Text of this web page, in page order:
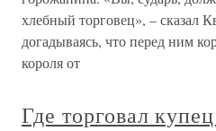
хлебный торговец», – сказал
догадываясь, что перед ним
короля от
Где торговал